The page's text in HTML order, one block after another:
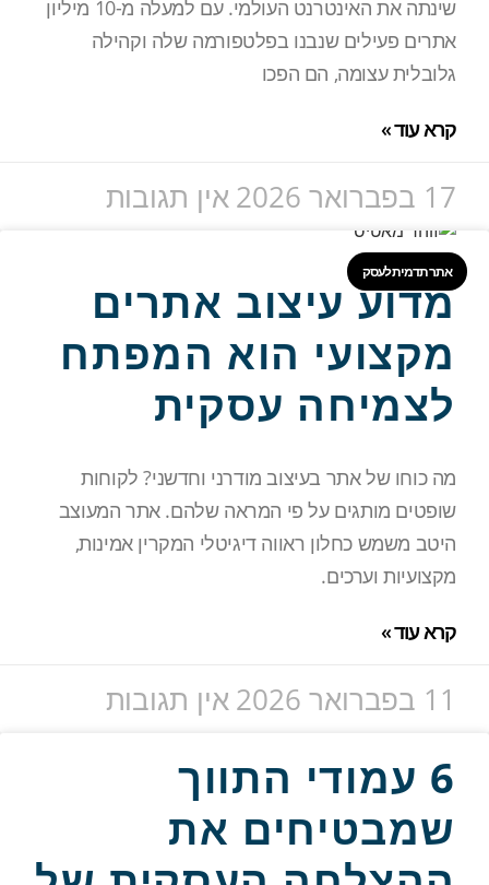
שינתה את האינטרנט העולמי. עם למעלה מ-10 מיליון
אתרים פעילים שנבנו בפלטפורמה שלה וקהילה
גלובלית עצומה, הם הפכו
קרא עוד »
17 בפברואר 2026 אין תגובות
אתר תדמית לעסק
מדוע עיצוב אתרים
מקצועי הוא המפתח
לצמיחה עסקית
מה כוחו של אתר בעיצוב מודרני וחדשני? לקוחות
שופטים מותגים על פי המראה שלהם. אתר המעוצב
היטב משמש כחלון ראווה דיגיטלי המקרין אמינות,
מקצועיות וערכים.
קרא עוד »
11 בפברואר 2026 אין תגובות
6 עמודי התווך
שמבטיחים את